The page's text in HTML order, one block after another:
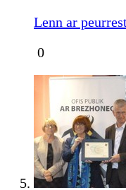
Lenn ar
0